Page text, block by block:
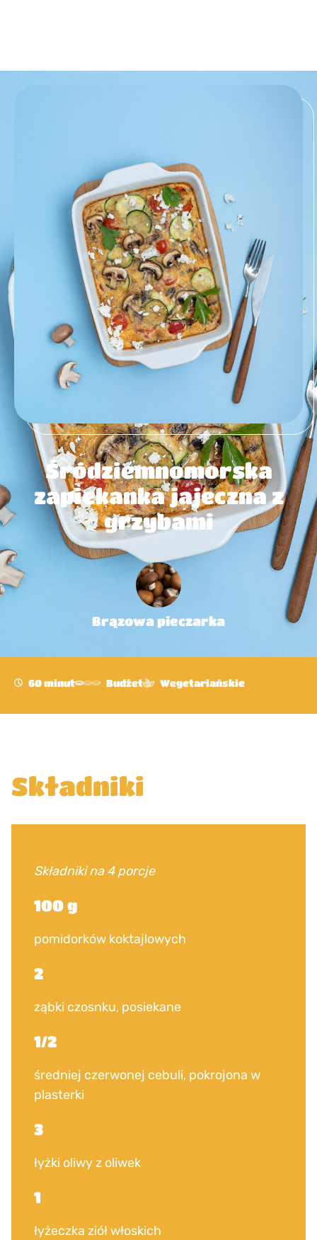
Śródziemnomorska
zapiekanka jajeczna z
grzybami
Brązowa pieczarka
60 minut Budżet Wegetariańskie
Składniki
Składniki na 4 porcje
100 g
pomidorków koktajlowych
2
ząbki czosnku, posiekane
1/2
średniej czerwonej cebuli, pokrojona w
plasterki
3
łyżki oliwy z oliwek
1
łyżeczka ziół włoskich